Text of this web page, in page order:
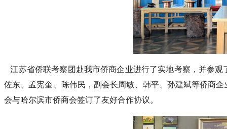
江苏省侨联考察团赴我市侨商企业进行了实地考察，并参
佐东、孟宪奎、陈伟民，副会长周敏、韩平、孙建斌等侨商
会与哈尔滨市侨商会签订了友好合作协议。